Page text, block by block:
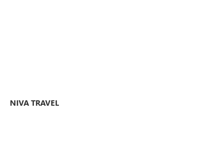
NIVA TRAVEL